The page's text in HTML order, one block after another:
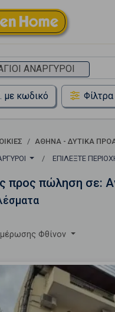
ΑΝΑΡΓΥΡΟΙ
με κωδικό Φίλτρα
ΑΘΗΝΑ - ΔΥΤΙΚΑ
ΕΠΙΛΈΞΤΕ
προς πώληση σε:
Φθίνον